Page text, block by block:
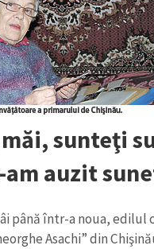
sunteţi
am auzit
până într-a noua, edilul
Asachi” din